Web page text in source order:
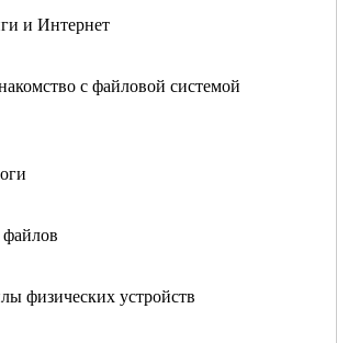
и Интернет
с файловой системой
физических устройств